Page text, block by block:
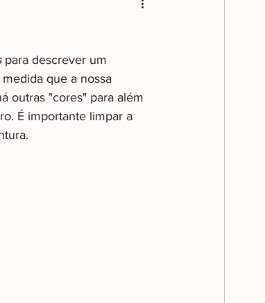
Autismo
a Serviços de Saúde
para descrever um
que a nossa
outras "cores" para além
É importante limpar a